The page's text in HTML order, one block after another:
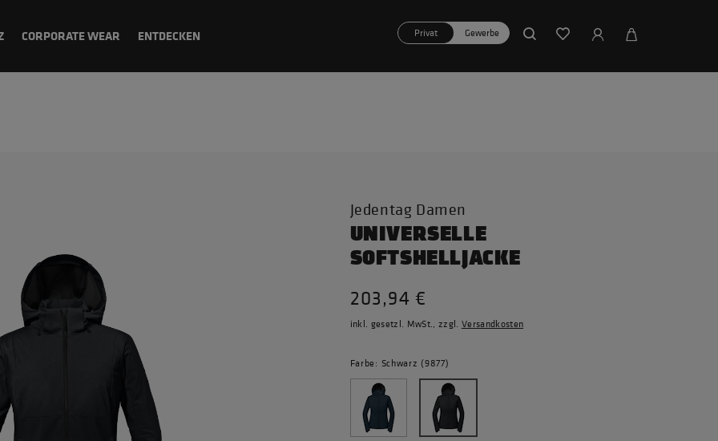
CORPORATE WEAR ENTDECKEN Privat Gewerbe
Jedentag Damen
UNIVERSELLE
SOFTSHELLJACKE
203,94 €
inkl. gesetzl. MwSt., zzgl. Versandkosten
Farbe: Schwarz (9877)